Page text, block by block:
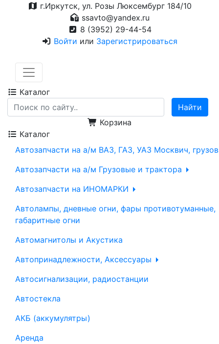
г.Иркутск, ул. Розы Люксембург 184/10
ssavto@yandex.ru
8 (3952) 29-44-54
Войти или Зарегистрироваться
Каталог
Корзина
Каталог
Автозапчасти на а/м ВАЗ, ГАЗ, УАЗ Москвич,
Автозапчасти на а/м Грузовые и трактора
Автозапчасти на ИНОМАРКИ
Автолампы, дневные огни, фары противотуманные,
габаритные огни
Автомагнитолы и Акустика
Автопринадлежности, Аксессуары
Автосигнализации, радиостанции
Автостекла
АКБ (аккумулятры)
Аренда